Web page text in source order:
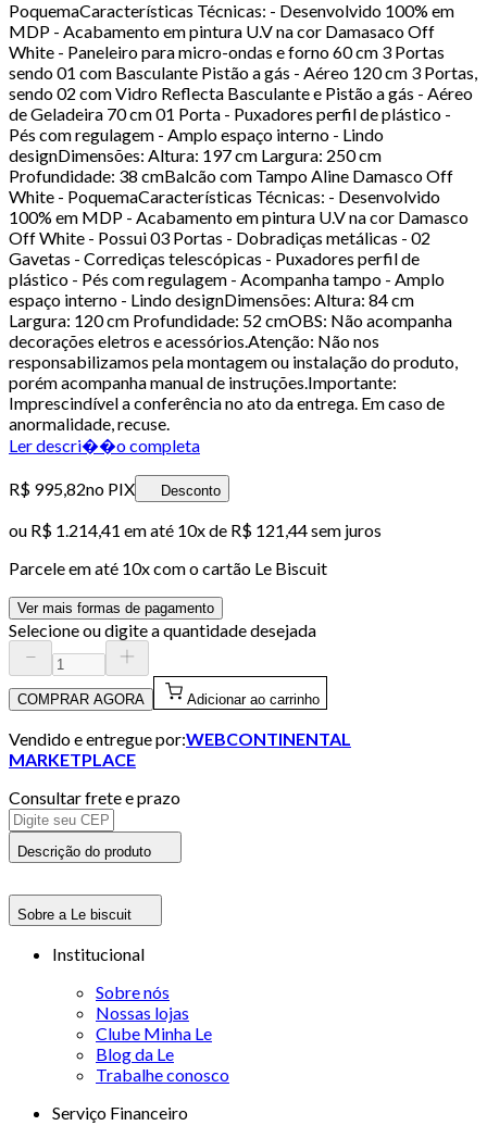
PoquemaCaracterísticas Técnicas: - Desenvolvido 100% em
MDP - Acabamento em pintura U.V na cor Damasaco Off
White - Paneleiro para micro-ondas e forno 60 cm 3 Portas
sendo 01 com Basculante Pistão a gás - Aéreo 120 cm 3 Portas,
sendo 02 com Vidro Reflecta Basculante e Pistão a gás - Aéreo
de Geladeira 70 cm 01 Porta - Puxadores perfil de plástico -
Pés com regulagem - Amplo espaço interno - Lindo
designDimensões: Altura: 197 cm Largura: 250 cm
Profundidade: 38 cmBalcão com Tampo Aline Damasco Off
White - PoquemaCaracterísticas Técnicas: - Desenvolvido
100% em MDP - Acabamento em pintura U.V na cor Damasco
Off White - Possui 03 Portas - Dobradiças metálicas - 02
Gavetas - Corrediças telescópicas - Puxadores perfil de
plástico - Pés com regulagem - Acompanha tampo - Amplo
espaço interno - Lindo designDimensões: Altura: 84 cm
Largura: 120 cm Profundidade: 52 cmOBS: Não acompanha
decorações eletros e acessórios.Atenção: Não nos
responsabilizamos pela montagem ou instalação do produto,
porém acompanha manual de instruções.Importante:
Imprescindível a conferência no ato da entrega. Em caso de
anormalidade, recuse.
Ler descri��o completa
R$ 995,82no PIX Desconto
ou R$ 1.214,41 em até 10x de R$ 121,44 sem juros
Parcele em até 10x com o cartão Le Biscuit
Ver mais formas de pagamento
Selecione ou digite a quantidade desejada
COMPRAR AGORA Adicionar ao carrinho
Vendido e entregue por:WEBCONTINENTAL
MARKETPLACE
Consultar frete e prazo
Descrição do produto
Sobre a Le biscuit
Institucional
Sobre nós
Nossas lojas
Clube Minha Le
Blog da Le
Trabalhe conosco
Serviço Financeiro